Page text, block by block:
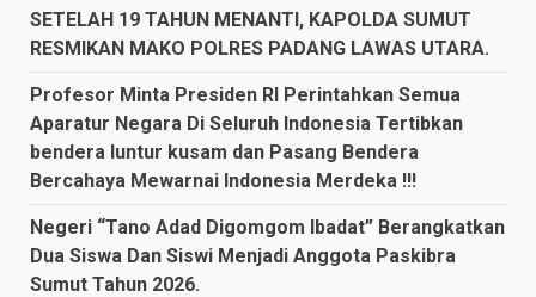
SETELAH 19 TAHUN MENANTI, KAPOLDA SUMUT
RESMIKAN MAKO POLRES PADANG LAWAS UTARA.
Profesor Minta Presiden RI Perintahkan Semua
Aparatur Negara Di Seluruh Indonesia Tertibkan
bendera luntur kusam dan Pasang Bendera
Bercahaya Mewarnai Indonesia Merdeka !!!
Negeri “Tano Adad Digomgom Ibadat” Berangkatkan
Dua Siswa Dan Siswi Menjadi Anggota Paskibra
Sumut Tahun 2026.